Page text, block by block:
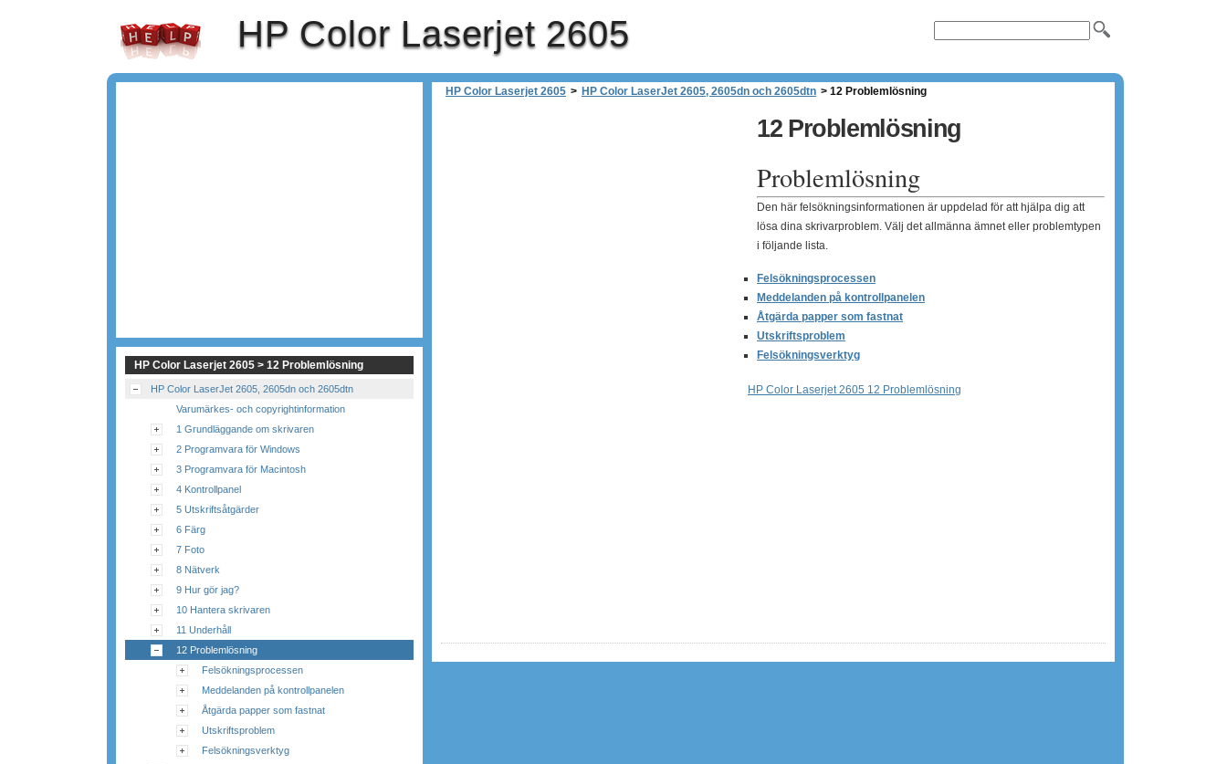
HP Color Laserjet 2605
HP Color Laserjet 2605 > HP Color LaserJet 2605, 2605dn och 2605dtn > 12 Problemlösning
12 Problemlösning
Problemlösning
Den här felsökningsinformationen är uppdelad för att hjälpa dig att
lösa dina skrivarproblem. Välj det allmänna ämnet eller problemtypen
i följande lista.
Felsökningsprocessen
Meddelanden på kontrollpanelen
Åtgärda papper som fastnat
Utskriftsproblem
Felsökningsverktyg
HP Color Laserjet 2605 12 Problemlösning
HP Color Laserjet 2605 > 12 Problemlösning
HP Color LaserJet 2605, 2605dn och 2605dtn
Varumärkes- och copyrightinformation
1 Grundläggande om skrivaren
2 Programvara för Windows
3 Programvara för Macintosh
4 Kontrollpanel
5 Utskriftsåtgärder
6 Färg
7 Foto
8 Nätverk
9 Hur gör jag?
10 Hantera skrivaren
11 Underhåll
12 Problemlösning
Felsökningsprocessen
Meddelanden på kontrollpanelen
Åtgärda papper som fastnat
Utskriftsproblem
Felsökningsverktyg